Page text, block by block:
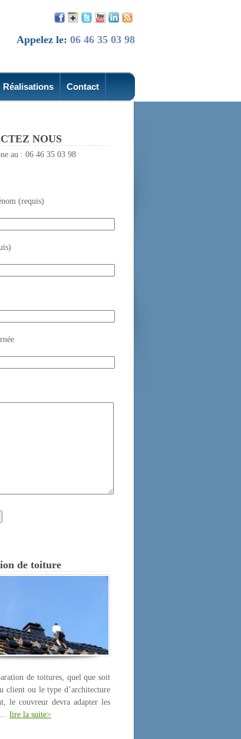
Appelez le: 06 46 35 03 98
Réalisations Contact
NOUS
au : 06 46 35 03 98
(requis)
de toiture
de toitures, quel que soit
client ou le type d’architecture
le couvreur devra adapter les
lire la suite>